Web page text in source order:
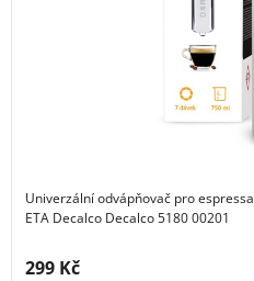
Univerzální odvápňovač pro espressa
ETA Decalco Decalco 5180 00201
Cena s DPH:
299 Kč